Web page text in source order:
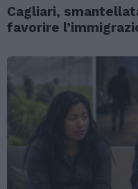
Cagliari,
favorire